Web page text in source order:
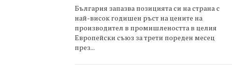
България запазва позицията си на страна с
най-висок годишен ръст на цените на
производител в промишлеността в целия
Европейски съюз за трети пореден месец
през...